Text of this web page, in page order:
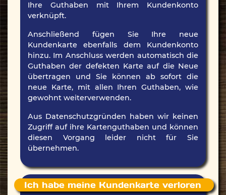
Ihre Guthaben mit Ihrem Kundenkonto
verknüpft.
Anschließend fügen Sie Ihre neue
Kundenkarte ebenfalls dem Kundenkonto
hinzu. Im Anschluss werden automatisch die
Guthaben der defekten Karte auf die Neue
übertragen und Sie können ab sofort die
neue Karte, mit allen Ihren Guthaben, wie
gewohnt weiterverwenden.
Aus Datenschutzgründen haben wir keinen
Zugriff auf ihre Kartenguthaben und können
diesen Vorgang leider nicht für Sie
übernehmen.
Ich habe meine Kundenkarte verloren